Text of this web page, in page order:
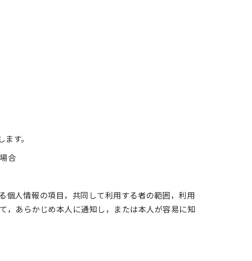
す。
合
個人情報の項目，共同して利用する者の範囲，利用
，あらかじめ本人に通知し，または本人が容易に知